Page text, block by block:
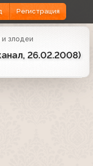
Регистрация
и злодеи
26.02.2008)